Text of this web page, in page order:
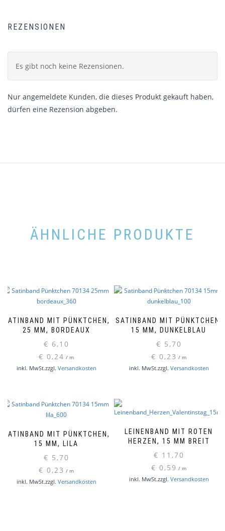
REZENSIONEN
Es gibt noch keine Rezensionen.
Nur angemeldete Kunden, die dieses Produkt gekauft haben,
dürfen eine Rezension abgeben.
ÄHNLICHE PRODUKTE
SATINBAND MIT PÜNKTCHEN,
25 MM, BORDEAUX
€ 6,10
€ 0,24 / m
inkl. MwSt.zzgl. Versandkosten
SATINBAND MIT PÜNKTCHEN,
15 MM, DUNKELBLAU
€ 5,70
€ 0,23 / m
inkl. MwSt.zzgl. Versandkosten
SATINBAND MIT PÜNKTCHEN,
15 MM, LILA
€ 5,70
€ 0,23 / m
inkl. MwSt.zzgl. Versandkosten
LEINENBAND MIT ROTEN
HERZEN, 15 MM BREIT
€ 11,70
€ 0,59 / m
inkl. MwSt.zzgl. Versandkosten